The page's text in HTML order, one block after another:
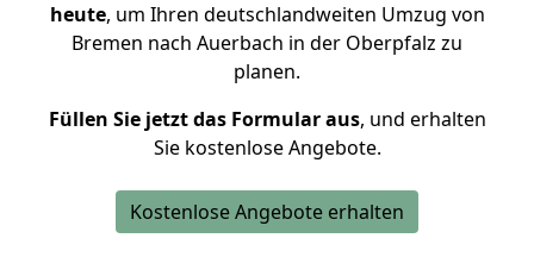
heute, um Ihren deutschlandweiten Umzug von
Bremen nach Auerbach in der Oberpfalz zu
planen.
Füllen Sie jetzt das Formular aus, und erhalten
Sie kostenlose Angebote.
Kostenlose Angebote erhalten